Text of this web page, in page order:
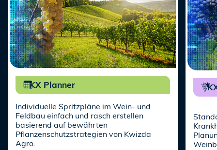
KX Planner
Individuelle Spritzpläne im Wein- und
Feldbau einfach und rasch erstellen
basierend auf bewährten
Pflanzenschutzstrategien von Kwizda
Agro.